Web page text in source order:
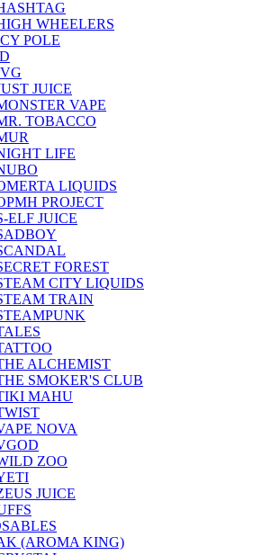
WHEELERS
POLE
JUICE
VAPE
TOBACCO
LIFE
LIQUIDS
PROJECT
ELF JUICE
FOREST
CITY LIQUIDS
TRAIN
ALCHEMIST
SMOKER'S CLUB
MAHU
NOVA
ZOO
JUICE
(AROMA KING)